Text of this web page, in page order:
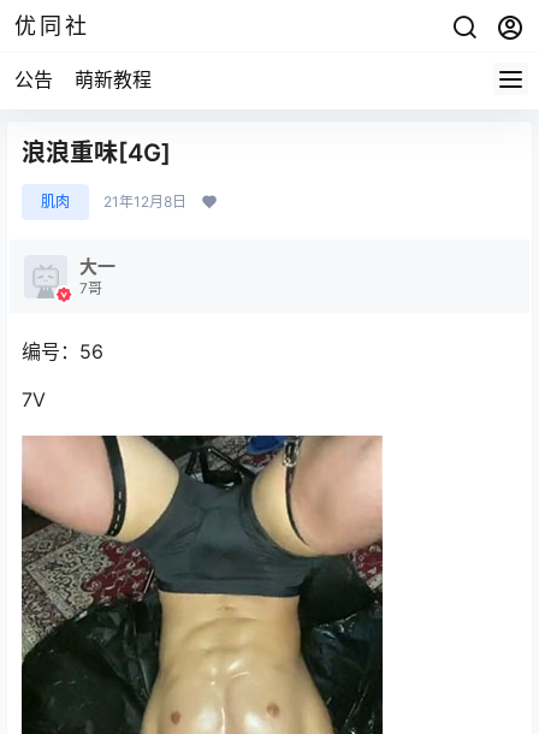
优同社
公告 萌新教程
浪浪重味[4G]
肌肉 21年12月8日
大一
7哥
编号：56
7V